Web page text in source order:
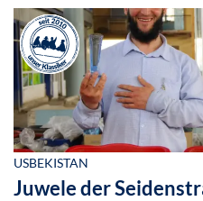
USBEKISTAN
Juwele der